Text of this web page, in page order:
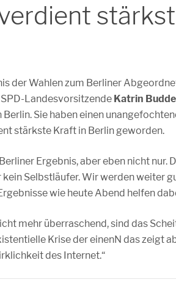
der Wahlen zum Berliner
Landesvorsitzende Katrin Budde
Berlin. Sie haben einen
stärkste Kraft in Berlin geworden.
Ergebnis, aber eben nicht nur.
kein Selbstläufer. Wir werden weiter
wie heute Abend helfen
mehr überraschend, sind das
Krise der einenN das zeigt
des Internet.“